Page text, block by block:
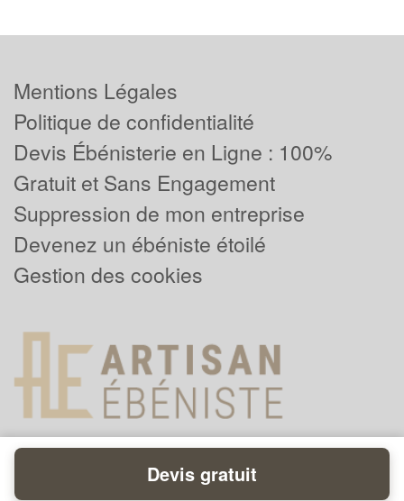
Mentions Légales
Politique de confidentialité
Devis Ébénisterie en Ligne : 100%
Gratuit et Sans Engagement
Suppression de mon entreprise
Devenez un ébéniste étoilé
Gestion des cookies
Powered byPlus que pro
Devis gratuit